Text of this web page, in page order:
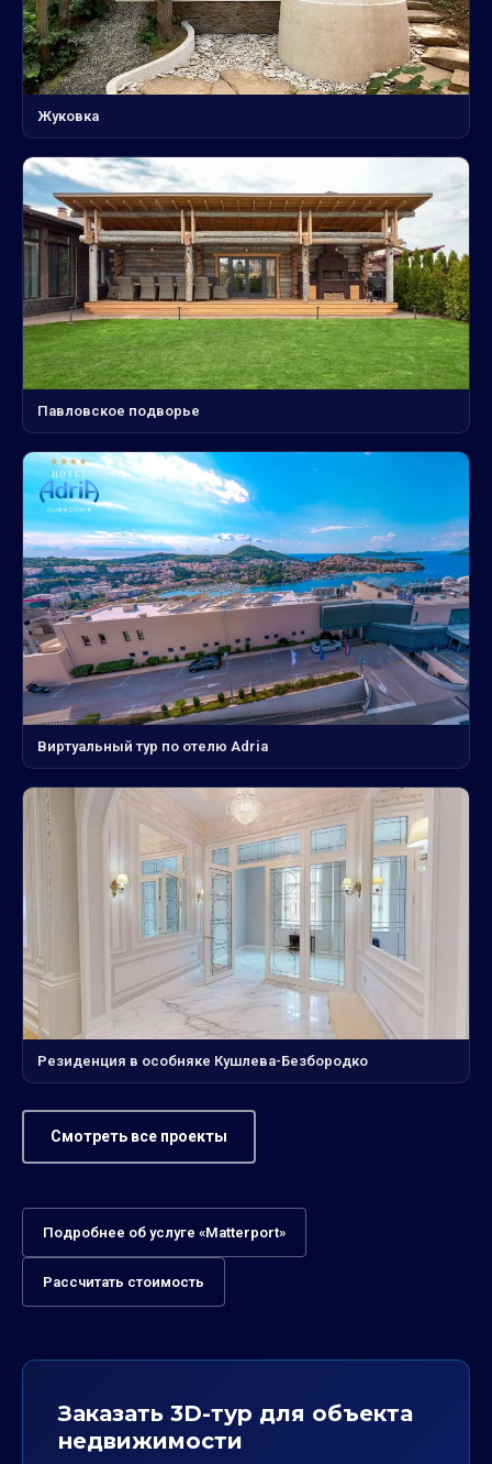
Жуковка
Павловское подворье
Виртуальный тур по отелю Adria
Резиденция в особняке Кушлева-Безбородко
Смотреть все проекты
Подробнее об услуге «Matterport»
Рассчитать стоимость
Заказать 3D-тур для объекта
недвижимости